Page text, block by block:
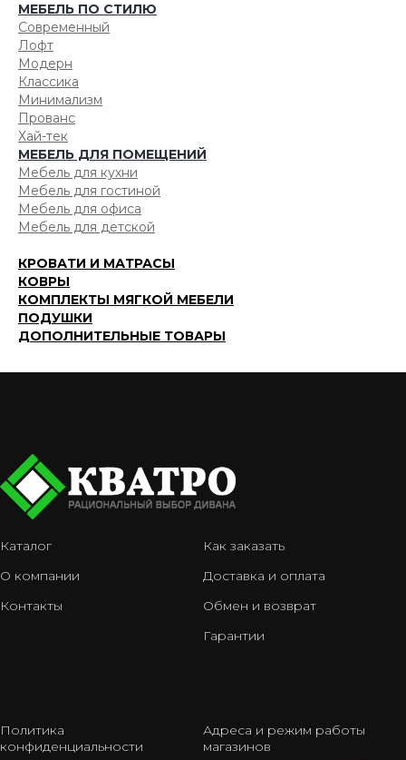
МЕБЕЛЬ ПО СТИЛЮ
Современный
Лофт
Модерн
Классика
Минимализм
Прованс
Хай-тек
МЕБЕЛЬ ДЛЯ ПОМЕЩЕНИЙ
Мебель для кухни
Мебель для гостиной
Мебель для офиса
Мебель для детской
КРОВАТИ И МАТРАСЫ
КОВРЫ
КОМПЛЕКТЫ МЯГКОЙ МЕБЕЛИ
ПОДУШКИ
ДОПОЛНИТЕЛЬНЫЕ ТОВАРЫ
Каталог
О компании
Контакты
Как заказать
Доставка и оплата
Обмен и возврат
Гарантии
Политика
конфиденциальности
Адреса и режим работы
магазинов